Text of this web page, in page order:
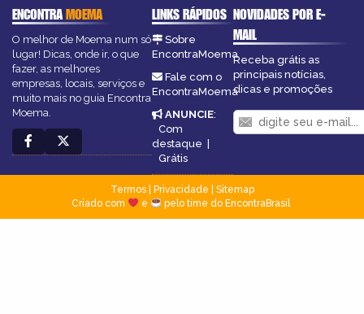
ENCONTRAMOEMA
O melhor de Moema num só
lugar! Dicas, onde ir, o que
fazer, as melhores
empresas, locais, serviços e
muito mais no guia Encontra
Moema.
LINKS RÁPIDOS
Sobre
EncontraMoema
Fale com o
EncontraMoema
ANUNCIE:
Com
destaque |
Grátis
NOVIDADES POR E-
MAIL
Receba grátis as
principais notícias,
dicas e promoções
Termos| Privacidade
Sitemap
Criado com
e pelo time do EncontraBrasil